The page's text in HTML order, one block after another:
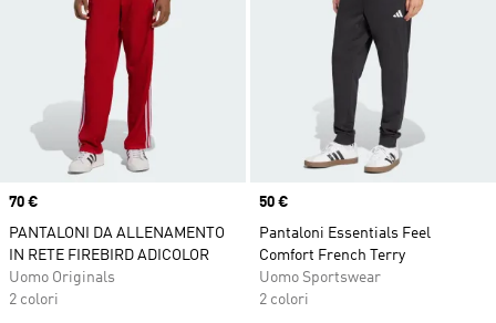
Price
70 €
PANTALONI DA ALLENAMENTO
IN RETE FIREBIRD ADICOLOR
Uomo Originals
2 colori
Price
50 €
Pantaloni Essentials Feel
Comfort French Terry
Uomo Sportswear
2 colori